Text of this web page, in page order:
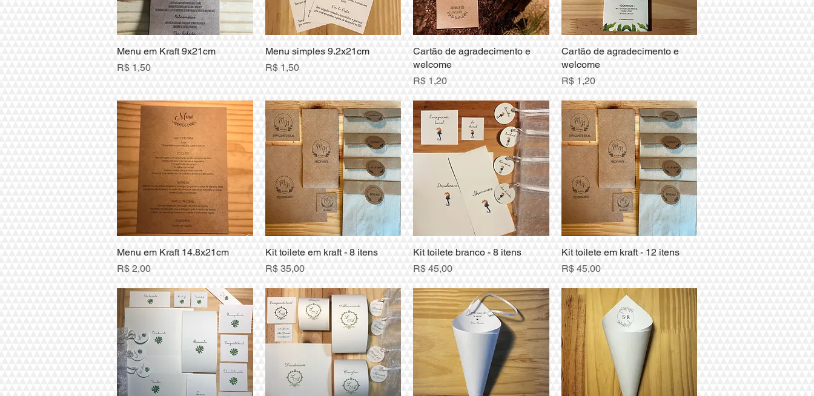
Visualização rápida
Menu em Kraft 9x21cm
Preço
R$ 1,50
Visualização rápida
Menu simples 9.2x21cm
Preço
R$ 1,50
Visualização rápida
Cartão de agradecimento e
welcome
Preço
R$ 1,20
Visualização rápida
Cartão de agradecimento e
welcome
Preço
R$ 1,20
Visualização rápida
Menu em Kraft 14.8x21cm
Preço
R$ 2,00
Visualização rápida
Kit toilete em kraft - 8 itens
Preço
R$ 35,00
Visualização rápida
Kit toilete branco - 8 itens
Preço
R$ 45,00
Visualização rápida
Kit toilete em kraft - 12 itens
Preço
R$ 45,00